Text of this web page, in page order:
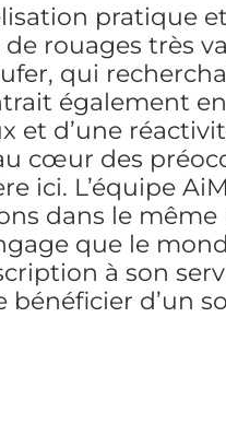
pratique
rouages très
qui
également
et d’une
cœur des
ici. L’équipe
dans le même
que le
à son
bénéficier d’un